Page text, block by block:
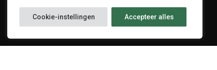
Cookie-instellingen Accepteer alles